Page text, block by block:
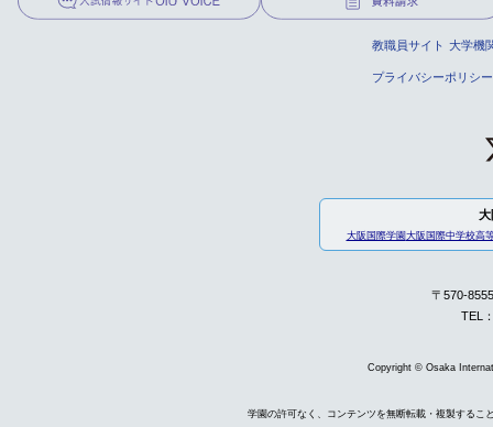
教職員サイト 大学機
プライバシーポリシー
大
大阪国際学園大阪国際中学校高
〒570-
TEL
Copyright © Osaka
学園の許可なく、コンテンツを無断転載・複製するこ